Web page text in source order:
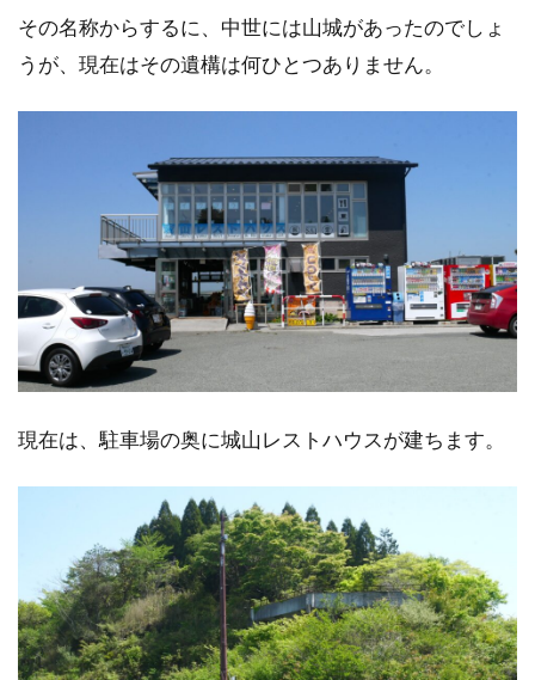
その名称からするに、中世には山城があったのでしょ
うが、現在はその遺構は何ひとつありません。
現在は、駐車場の奥に城山レストハウスが建ちます。